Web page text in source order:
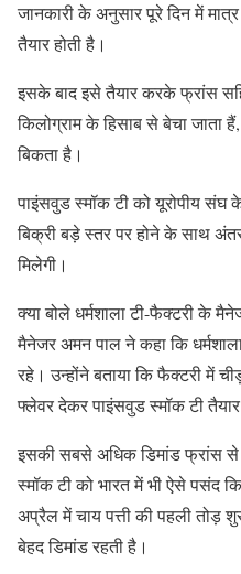
जानकारी के अनुसार पूरे दिन में
तैयार होती है।
इसके बाद इसे तैयार करके फ्रांस
किलोग्राम के हिसाब से बेचा जाता
बिकता है।
पाइंसवुड स्मॉक टी को यूरोपीय
बिक्री बड़े स्तर पर होने के साथ
मिलेगी।
क्या बोले धर्मशाला टी-फैक्टरी के
मैनेजर अमन पाल ने कहा कि
रहे। उन्होंने बताया कि फैक्टरी में
फ्लेवर देकर पाइंसवुड स्मॉक टी
इसकी सबसे अधिक डिमांड फ्रांस
स्मॉक टी को भारत में भी ऐसे पसंद
अप्रैल में चाय पत्ती की पहली तोड़
बेहद डिमांड रहती है।